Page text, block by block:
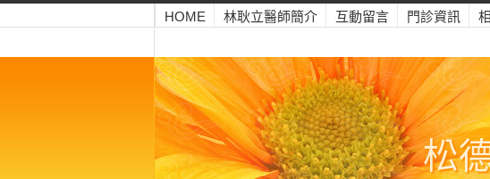
松
HOME 林耿立醫師簡介 互動留言 門診資訊